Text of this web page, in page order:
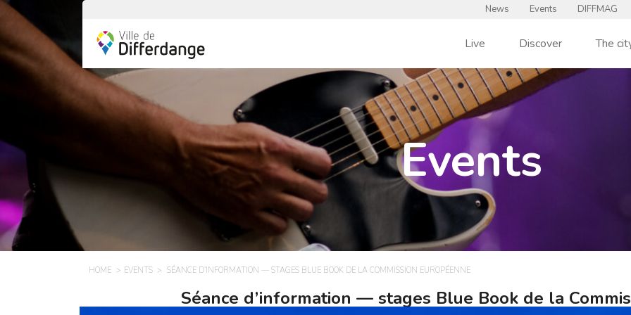
News Events DIFFMAG
Live Discover The
Events
HOME EVENTS SÉANCE D’INFORMATION — STAGES BLUE BOOK DE LA COMMISSION EUROPÉENNE
Séance d’information — stages Blue Book de la